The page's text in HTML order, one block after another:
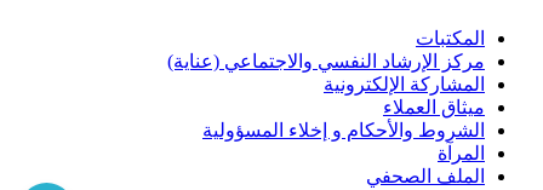
المكتبات
مركز الإرشاد النفسي والاجتماعي (عناية)
المشاركة الإلكترونية
ميثاق العملاء
الشروط والأحكام و إخلاء المسؤولية
المرآة
الملف الصحفي